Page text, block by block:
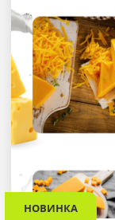
НОВИНКА